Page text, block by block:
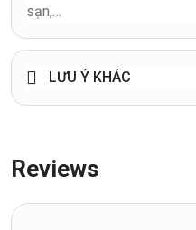
sạn,…
LƯU Ý KHÁC
Reviews